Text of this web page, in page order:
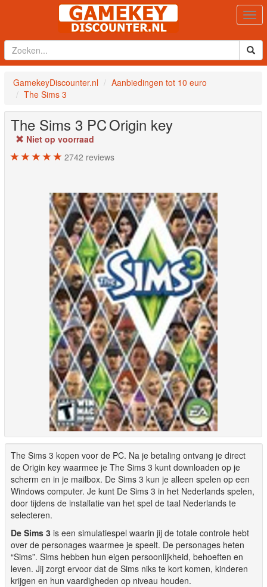
GamekeyDiscounter.nl
Aanbiedingen tot 10 euro
The Sims 3
The Sims 3 PCOrigin key
Niet op voorraad
2742 reviews
The Sims 3 kopen voor de PC. Na je betaling ontvang je direct
de Origin key waarmee je The Sims 3 kunt downloaden op je
scherm en in je mailbox. De Sims 3 kun je alleen spelen op een
Windows computer. Je kunt De Sims 3 in het Nederlands spelen,
door tijdens de installatie van het spel de taal Nederlands te
selecteren.
De Sims 3 is een simulatiespel waarin jij de totale controle hebt
over de personages waarmee je speelt. De personages heten
“Sims”. Sims hebben hun eigen persoonlijkheid, behoeften en
leven. Jij zorgt ervoor dat de Sims niks te kort komen, kinderen
krijgen en hun vaardigheden op niveau houden.